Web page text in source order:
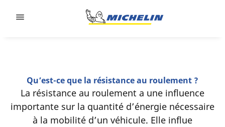
Qu’est-ce que la résistance au roulement ?
La résistance au roulement a une influence
importante sur la quantité d’énergie nécessaire
à la mobilité d’un véhicule. Elle influe